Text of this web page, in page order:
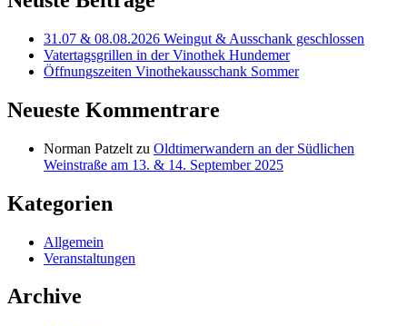
31.07 & 08.08.2026 Weingut & Ausschank geschlossen
Vatertagsgrillen in der Vinothek Hundemer
Öffnungszeiten Vinothekausschank Sommer
Neueste Kommentrare
Norman Patzelt zu Oldtimerwandern an der Südlichen
Weinstraße am 13. & 14. September 2025
Kategorien
Allgemein
Veranstaltungen
Archive